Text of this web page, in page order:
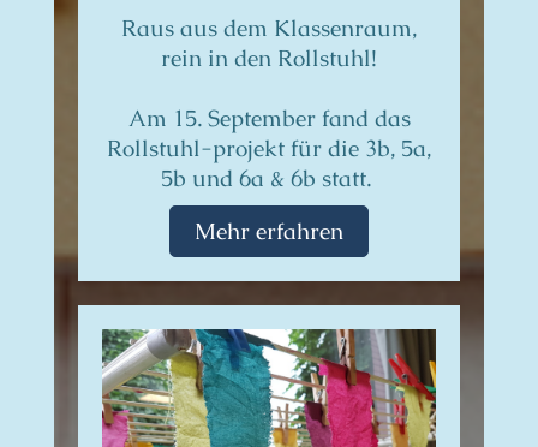
Raus aus dem Klassenraum,
rein in den Rollstuhl!
Am 15. September fand das
Rollstuhl-projekt für die 3b, 5a,
5b und 6a & 6b statt.
Mehr erfahren